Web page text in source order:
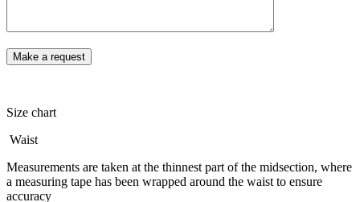
Size chart
Waist
Measurements are taken at the thinnest part of the midsection, where
a measuring tape has been wrapped around the waist to ensure
accuracy